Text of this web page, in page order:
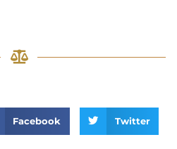
Facebook Twitter